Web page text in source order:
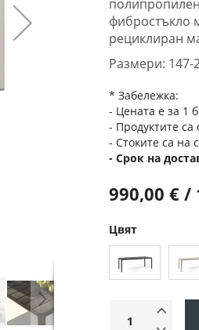
фибростъкло
рециклиран
Размери: 147-
* Забележка:
- Цената е за 1
- Продуктите са
- Стоките са на
Срок на
990,00 € /
Цвят